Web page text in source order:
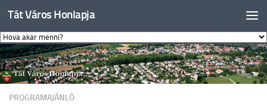
Skip to content
Tát Város Honlapja
PROGRAMAJÁNLÓ